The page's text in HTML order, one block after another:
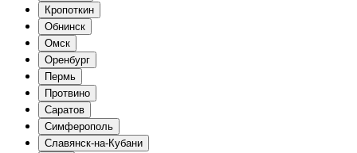
Кропоткин
Обнинск
Омск
Оренбург
Пермь
Протвино
Саратов
Симферополь
Славянск-на-Кубани